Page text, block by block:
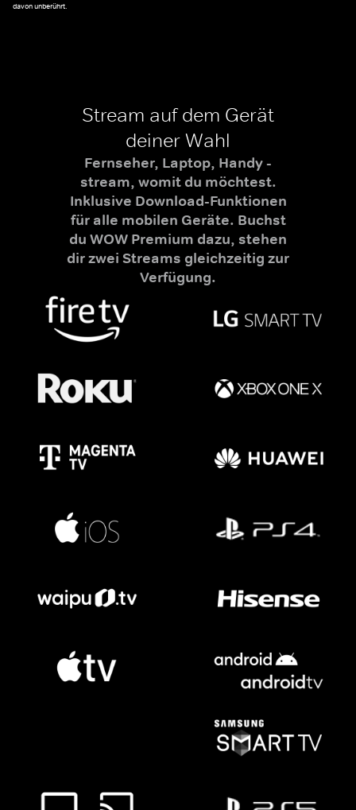
davon unberührt.
Stream auf dem Gerät
deiner Wahl
Fernseher, Laptop, Handy -
stream, womit du möchtest.
Inklusive Download-Funktionen
für alle mobilen Geräte. Buchst
du WOW Premium dazu, stehen
dir zwei Streams gleichzeitig zur
Verfügung.